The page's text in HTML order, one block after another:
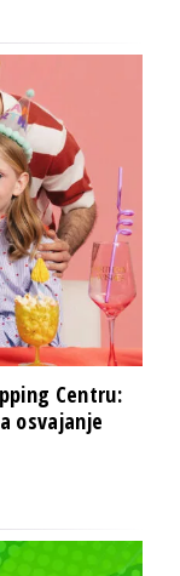
Centru:
osvajanje